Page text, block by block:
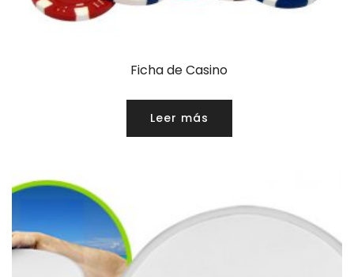
Ficha de Casino
Leer más